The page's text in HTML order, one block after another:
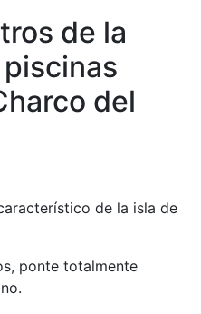
de la
del
de la isla de
ponte totalmente